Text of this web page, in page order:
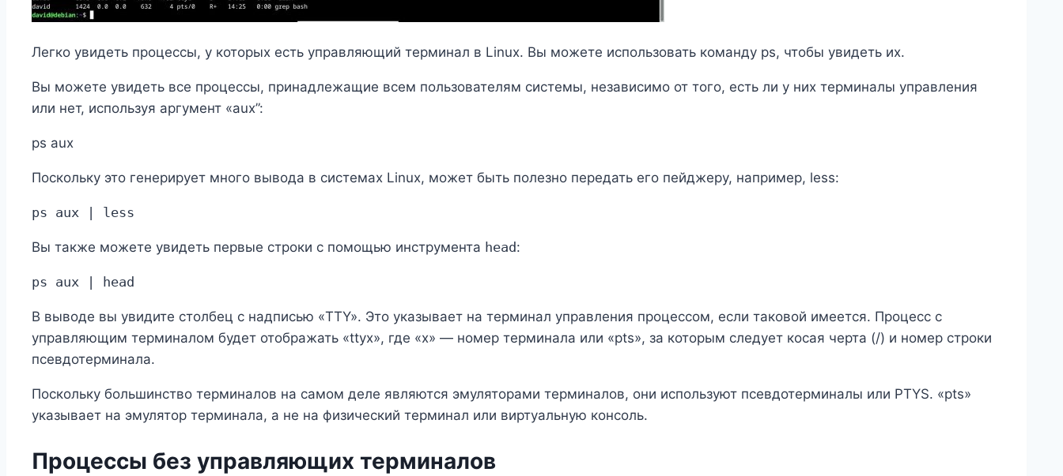
Легко увидеть процессы, у которых есть управляющий терминал в Linux. Вы можете использовать команду ps, чтобы увидеть их.
Вы можете увидеть все процессы, принадлежащие всем пользователям системы, независимо от того, есть ли у них терминалы управления
или нет, используя аргумент «aux”:
ps aux
Поскольку это генерирует много вывода в системах Linux, может быть полезно передать его пейджеру, например, less:
ps aux | less
Вы также можете увидеть первые строки с помощью инструмента head:
В выводе вы увидите столбец с надписью «TTY». Это указывает на терминал управления процессом, если таковой имеется. Процесс с
управляющим терминалом будет отображать «ttyx», где «x» — номер терминала или «pts», за которым следует косая черта (/) и номер строки
псевдотерминала.
Поскольку большинство терминалов на самом деле являются эмуляторами терминалов, они используют псевдотерминалы или PTYS. «pts»
указывает на эмулятор терминала, а не на физический терминал или виртуальную консоль.
Процессы без управляющих терминалов